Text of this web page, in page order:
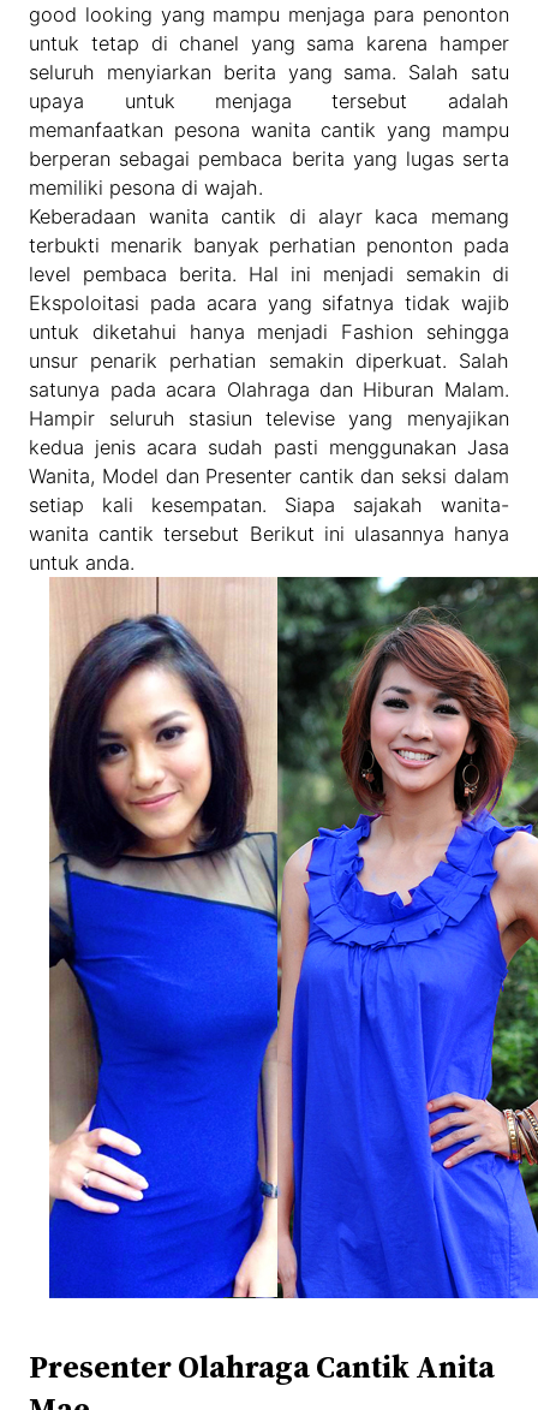
good looking yang mampu menjaga para penonton
untuk tetap di chanel yang sama karena hamper
seluruh menyiarkan berita yang sama. Salah satu
upaya untuk menjaga tersebut adalah
memanfaatkan pesona wanita cantik yang mampu
berperan sebagai pembaca berita yang lugas serta
memiliki pesona di wajah.
Keberadaan wanita cantik di alayr kaca memang
terbukti menarik banyak perhatian penonton pada
level pembaca berita. Hal ini menjadi semakin di
Ekspoloitasi pada acara yang sifatnya tidak wajib
untuk diketahui hanya menjadi Fashion sehingga
unsur penarik perhatian semakin diperkuat. Salah
satunya pada acara Olahraga dan Hiburan Malam.
Hampir seluruh stasiun televise yang menyajikan
kedua jenis acara sudah pasti menggunakan Jasa
Wanita, Model dan Presenter cantik dan seksi dalam
setiap kali kesempatan. Siapa sajakah wanita-
wanita cantik tersebut Berikut ini ulasannya hanya
untuk anda.
Presenter Olahraga Cantik Anita